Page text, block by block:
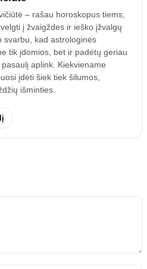
– rašau horoskopus tiems,
į žvaigždes ir ieško įžvalgų
svarbu, kad astrologinės
tik įdomios, bet ir padėtų geriau
aplink. Kiekviename
įdėti šiek tiek šilumos,
išminties.